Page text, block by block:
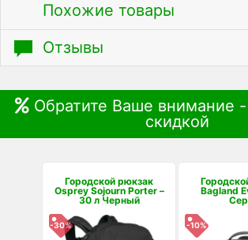
Похожие товары
Отзывы
Обратите Ваше внимание -
скидкой
Городской рюкзак
Osprey Sojourn Porter –
30 л Черный
-30%
Bagland
-10%